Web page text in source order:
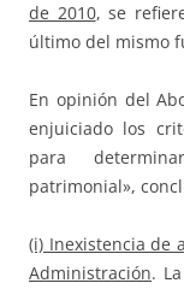
de 2010, se
último del mismo
En opinión del
enjuiciado los
para
patrimonial»,
(i) Inexistencia de
Administración.